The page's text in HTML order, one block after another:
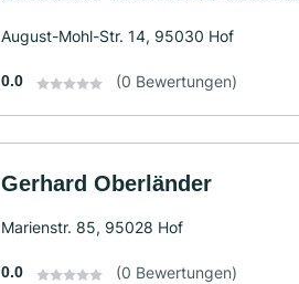
August-Mohl-Str. 14, 95030 Hof
0.0 (0 Bewertungen)
Gerhard Oberländer
Marienstr. 85, 95028 Hof
0.0 (0 Bewertungen)